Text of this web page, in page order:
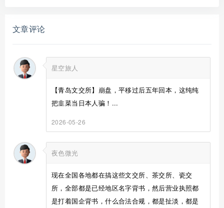
文章评论
星空旅人
【青岛文交所】崩盘，平移过后五年回本，这纯纯
把韭菜当日本人骗！...
2026-05-26
夜色微光
现在全国各地都在搞这些文交所、茶交所、瓷交
所，全部都是已经地区名字背书，然后营业执照都
是打着国企背书，什么合法合规，都是扯淡，都是